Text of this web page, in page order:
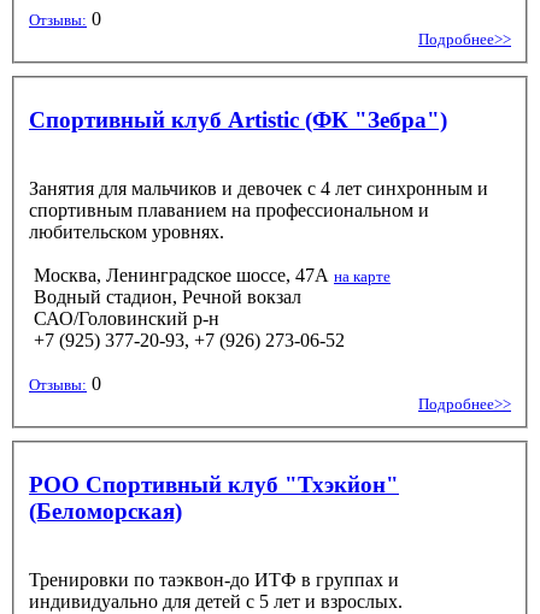
Отзывы: 0
Подробнее>>
Спортивный клуб Artistic (ФК "Зебра")
Занятия для мальчиков и девочек с 4 лет синхронным и
спортивным плаванием на профессиональном и
любительском уровнях.
Москва, Ленинградское шоссе, 47А на карте
Водный стадион, Речной вокзал
САО/Головинский р-н
+7 (925) 377-20-93, +7 (926) 273-06-52
Отзывы: 0
Подробнее>>
РОО Спортивный клуб "Тхэкйон"
(Беломорская)
Тренировки по таэквон-до ИТФ в группах и
индивидуально для детей с 5 лет и взрослых.